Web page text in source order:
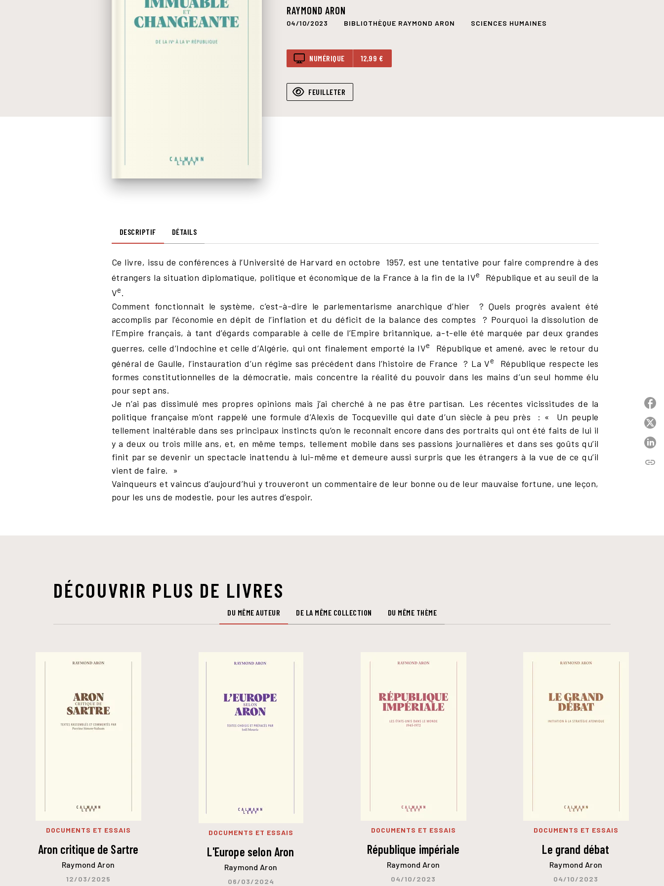
RAYMOND ARON
04/10/2023 BIBLIOTHÈQUE RAYMOND ARON SCIENCES HUMAINES
NUMÉRIQUE 12,99 €
FEUILLETER
DESCRIPTIF DÉTAILS
Ce livre, issu de conférences à l’Université de Harvard en octobre 1957, est une tentative pour faire comprendre à des
étrangers la situation diplomatique, politique et économique de la France à la fin de la IVe
République et au seuil de la
Ve.
Comment fonctionnait le système, c’est-à-dire le parlementarisme anarchique d’hier ? Quels progrès avaient été
accomplis par l’économie en dépit de l’inflation et du déficit de la balance des comptes ? Pourquoi la dissolution de
l’Empire français, à tant d’égards comparable à celle de l’Empire britannique, a-t-elle été marquée par deux grandes
guerres, celle d’Indochine et celle d’Algérie, qui ont finalement emporté la IVe
République et amené, avec le retour du
général de Gaulle, l’instauration d’un régime sas précédent dans l’histoire de France ? La Ve
République respecte les
formes constitutionnelles de la démocratie, mais concentre la réalité du pouvoir dans les mains d’un seul homme élu
pour sept ans.
Je n’ai pas dissimulé mes propres opinions mais j’ai cherché à ne pas être partisan. Les récentes vicissitudes de la
politique française m’ont rappelé une formule d’Alexis de Tocqueville qui date d’un siècle à peu près : « Un peuple
tellement inaltérable dans ses principaux instincts qu’on le reconnaît encore dans des portraits qui ont été faits de lui il
y a deux ou trois mille ans, et, en même temps, tellement mobile dans ses passions journalières et dans ses goûts qu’il
finit par se devenir un spectacle inattendu à lui-même et demeure aussi surpris que les étrangers à la vue de ce qu’il
vient de faire. »
Vainqueurs et vaincus d’aujourd’hui y trouveront un commentaire de leur bonne ou de leur mauvaise fortune, une leçon,
pour les uns de modestie, pour les autres d’espoir.
DÉCOUVRIR PLUS DE LIVRES
DU MÊME AUTEUR DE LA MÊME COLLECTION DU MÊME THÈME
DOCUMENTS ET ESSAIS
Aron critique de Sartre
Raymond Aron
12/03/2025
DOCUMENTS ET ESSAIS
L'Europe selon Aron
Raymond Aron
06/03/2024
DOCUMENTS ET ESSAIS
République impériale
Raymond Aron
04/10/2023
DOCUMENTS ET ESSAIS
Le grand débat
Raymond Aron
04/10/2023
link